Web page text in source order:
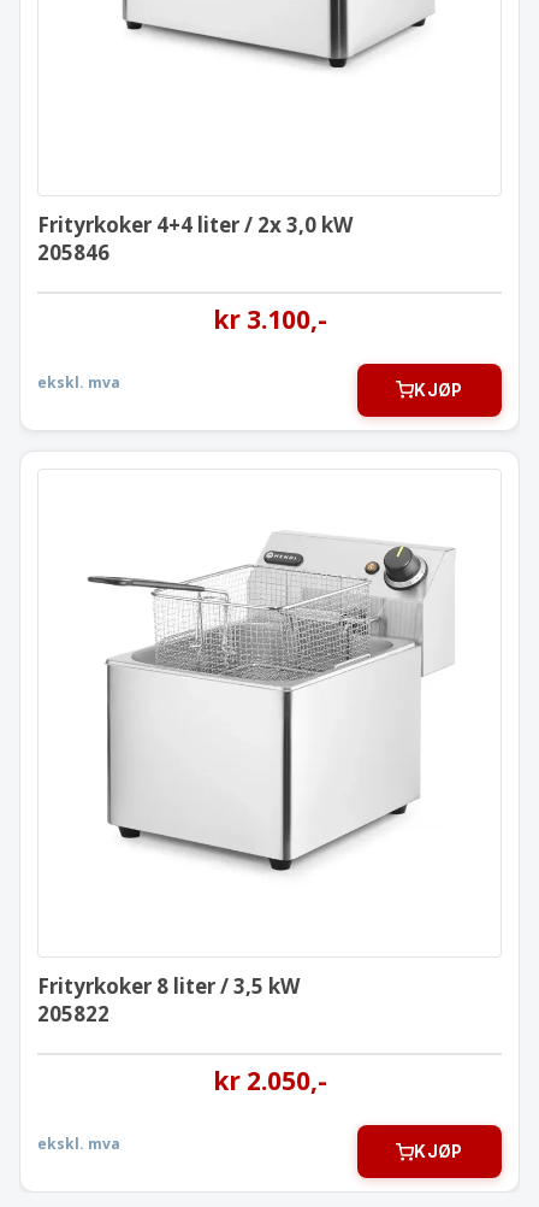
Frityrkoker 4+4 liter / 2x 3,0 kW
205846
kr3.100,-
ekskl. mva KJØP
Frityrkoker 8 liter / 3,5 kW
205822
kr2.050,-
ekskl. mva KJØP